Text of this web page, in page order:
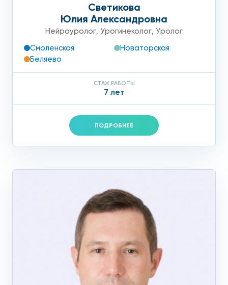
Светикова
Юлия Александровна
Нейроуролог, Урогинеколог, Уролог
Смоленская
Новаторская
Беляево
СТАЖ РАБОТЫ
7 лет
ПОДРОБНЕЕ